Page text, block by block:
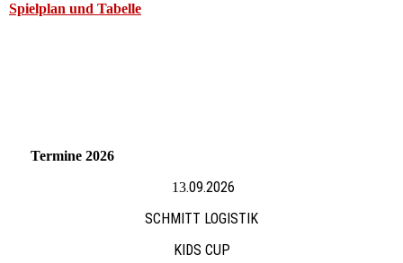
Spielplan und Tabelle
Termine 2026
13.09.2026
SCHMITT LOGISTIK
KIDS CUP